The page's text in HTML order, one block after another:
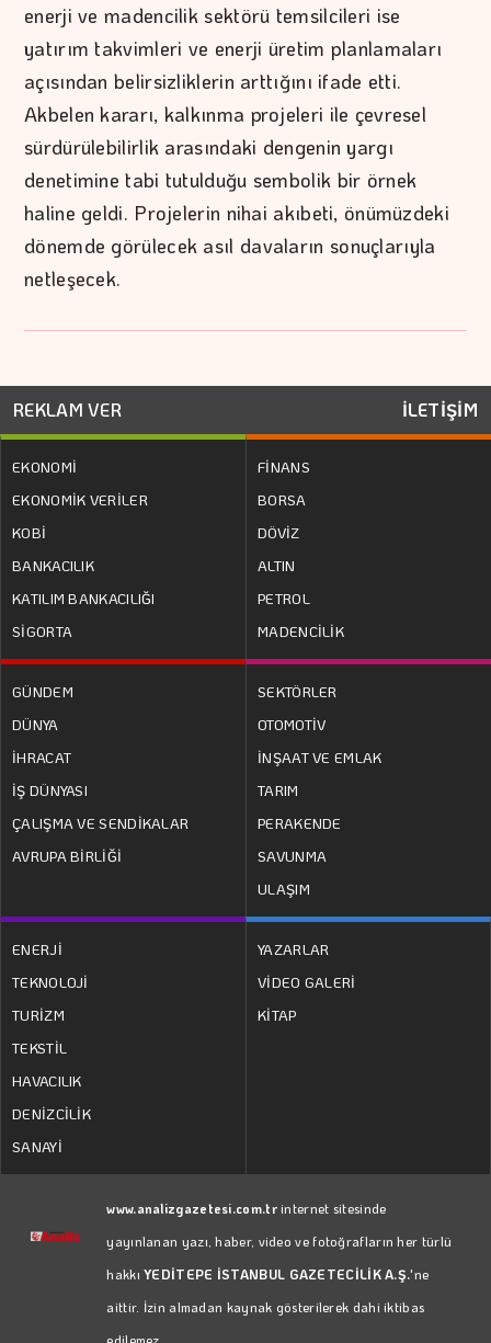
enerji ve madencilik sektörü temsilcileri ise
yatırım takvimleri ve enerji üretim planlamaları
açısından belirsizliklerin arttığını ifade etti.
Akbelen kararı, kalkınma projeleri ile çevresel
sürdürülebilirlik arasındaki dengenin yargı
denetimine tabi tutulduğu sembolik bir örnek
haline geldi. Projelerin nihai akıbeti, önümüzdeki
dönemde görülecek asıl davaların sonuçlarıyla
netleşecek.
REKLAM VER İLETİŞİM
EKONOMİ
EKONOMİK VERİLER
KOBİ
BANKACILIK
KATILIM BANKACILIĞI
SİGORTA
FİNANS
BORSA
DÖVİZ
ALTIN
PETROL
MADENCİLİK
GÜNDEM
DÜNYA
İHRACAT
İŞ DÜNYASI
ÇALIŞMA VE SENDİKALAR
AVRUPA BİRLİĞİ
SEKTÖRLER
OTOMOTİV
İNŞAAT VE EMLAK
TARIM
PERAKENDE
SAVUNMA
ULAŞIM
ENERJİ
TEKNOLOJİ
TURİZM
TEKSTİL
HAVACILIK
DENİZCİLİK
SANAYİ
YAZARLAR
VİDEO GALERİ
KİTAP
www.analizgazetesi.com.trinternet sitesinde
yayınlanan yazı, haber, video ve fotoğrafların her türlü
hakkıYEDİTEPE İSTANBUL GAZETECİLİK A.Ş.'ne
aittir. İzin almadan kaynak gösterilerek dahi iktibas
edilemez.